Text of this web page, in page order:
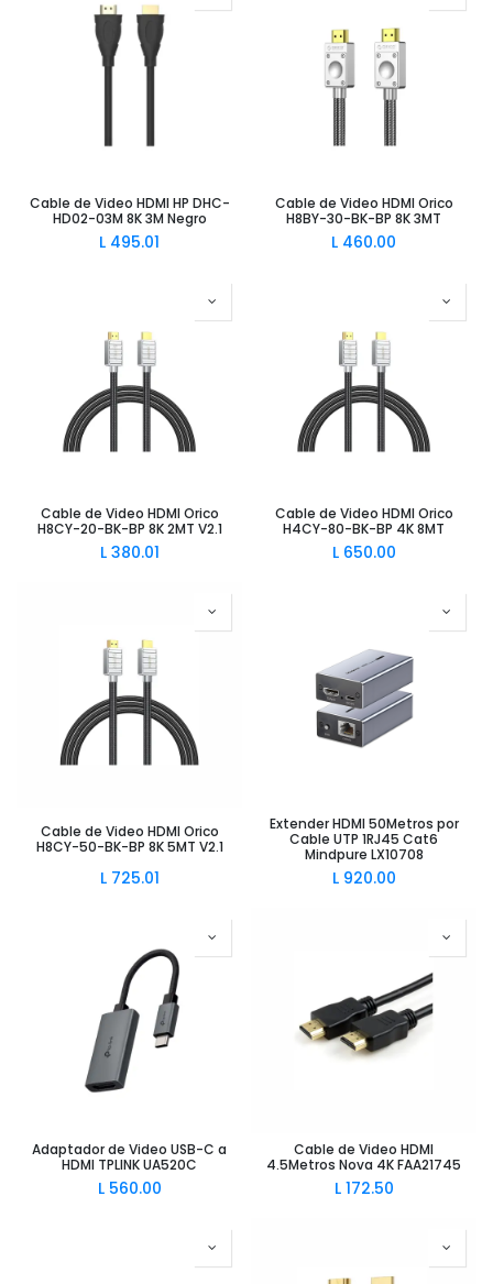
Cable de Video HDMI HP DHC-
HD02-03M 8K 3M Negro
L 495.01
Cable de Video HDMI Orico
H8BY-30-BK-BP 8K 3MT
L 460.00
Cable de Video HDMI Orico
H8CY-20-BK-BP 8K 2MT V2.1
L 380.01
Cable de Video HDMI Orico
H4CY-80-BK-BP 4K 8MT
L 650.00
Cable de Video HDMI Orico
H8CY-50-BK-BP 8K 5MT V2.1
L 725.01
Extender HDMI 50Metros por
Cable UTP 1RJ45 Cat6
Mindpure LX10708
L 920.00
Adaptador de Video USB-C a
HDMI TPLINK UA520C
L 560.00
Cable de Video HDMI
4.5Metros Nova 4K FAA21745
L 172.50